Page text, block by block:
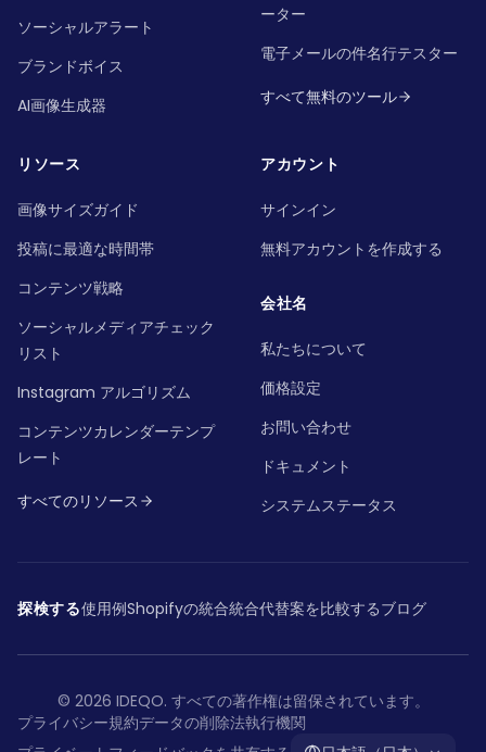
ソーシャルアラート
ブランドボイス
AI画像生成器
ーター
電子メールの件名行テスター
すべて無料のツール
リソース
画像サイズガイド
投稿に最適な時間帯
コンテンツ戦略
ソーシャルメディアチェック
リスト
Instagram アルゴリズム
コンテンツカレンダーテンプ
レート
すべてのリソース
アカウント
サインイン
無料アカウントを作成する
会社名
私たちについて
価格設定
お問い合わせ
ドキュメント
システムステータス
探検する使用例Shopifyの統合統合代替案を比較するブログ
© 2026 IDEQO. すべての著作権は留保されています。
プライバシー規約データの削除法執行機関